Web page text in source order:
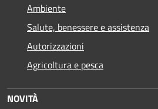
Ambiente
Salute, benessere e assistenza
Autorizzazioni
Agricoltura e pesca
NOVITÀ